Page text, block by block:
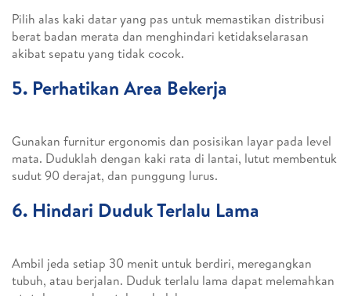
Pilih alas kaki datar yang pas untuk memastikan distribusi
berat badan merata dan menghindari ketidakselarasan
akibat sepatu yang tidak cocok.
5. Perhatikan Area Bekerja
Gunakan furnitur ergonomis dan posisikan layar pada level
mata. Duduklah dengan kaki rata di lantai, lutut membentuk
sudut 90 derajat, dan punggung lurus.
6. Hindari Duduk Terlalu Lama
Ambil jeda setiap 30 menit untuk berdiri, meregangkan
tubuh, atau berjalan. Duduk terlalu lama dapat melemahkan